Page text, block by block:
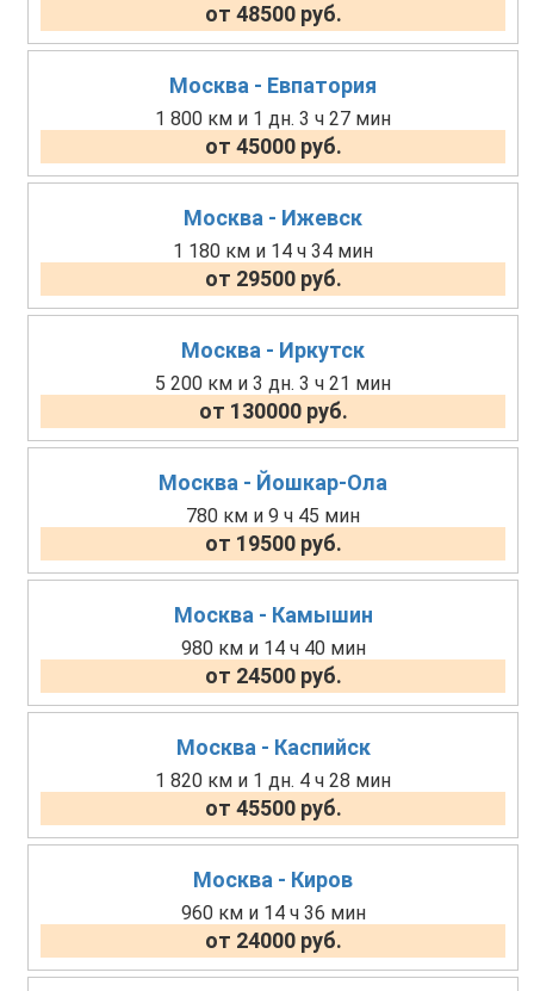
от 48500 руб.
Москва - Евпатория
1 800 км и 1 дн. 3 ч 27 мин
от 45000 руб.
Москва - Ижевск
1 180 км и 14 ч 34 мин
от 29500 руб.
Москва - Иркутск
5 200 км и 3 дн. 3 ч 21 мин
от 130000 руб.
Москва - Йошкар-Ола
780 км и 9 ч 45 мин
от 19500 руб.
Москва - Камышин
980 км и 14 ч 40 мин
от 24500 руб.
Москва - Каспийск
1 820 км и 1 дн. 4 ч 28 мин
от 45500 руб.
Москва - Киров
960 км и 14 ч 36 мин
от 24000 руб.